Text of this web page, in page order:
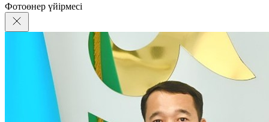
Фотоөнер үйірмесі